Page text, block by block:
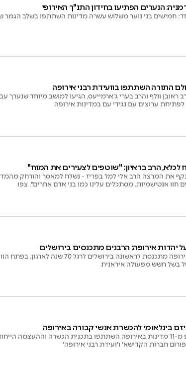
הנערים הפתיעו בחידון התנ"ך האירופי
חמישים בני נוער משלוש עשרה מדינות השתתפו בשלב הגמר
התורה השתתפו בוועידת רבני אירופה
ראובן וולף והרב בערי ג'ארמייעס, הגיעו למושב מיוחד
ערוצים עם נגידי עם במדינות אירופה
לכלא, הרב בראיון: "שוטפים לצעירים את המוח"
את המרצה הרב אלי למל בפריז - נשלח למאסר והורחק
יהדות אירופה: הרבנים מתכנסים בירושלים
וועידת רבני אירופה מתכנסת
בשל חשש מפעולה איראנית
בינלאומי להכשרת אנשי קבורה באירופה
28 משתתפים מ-11 מדינות באירופה השתתפו בתכנית הכשרה
חברות הקדישא' ו'ועידת רבני אירופה'